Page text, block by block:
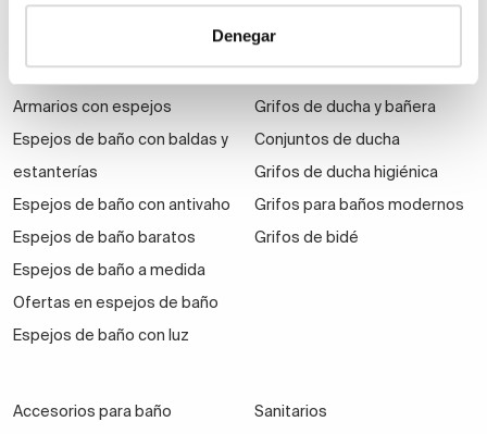
Denegar
Espejos de aumento
Armarios con espejos
Espejos de baño con baldas y
estanterías
Espejos de baño con antivaho
Espejos de baño baratos
Espejos de baño a medida
Ofertas en espejos de baño
Espejos de baño con luz
Grifos de ducha
Grifos de lavabo
Grifos de ducha y bañera
Conjuntos de ducha
Grifos de ducha higiénica
Grifos para baños modernos
Grifos de bidé
Accesorios para baño
Sanitarios